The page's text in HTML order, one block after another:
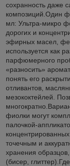
сохранность даже
композиций.Один
мл: Ультра-микро
дорогих и
эфирных масел,
используется как
парфюмерного
«разносить»
понять его
отливантов,
мезококтейлей.
фиолки могут
палочкой-
точечным и
хранения
(бисер,